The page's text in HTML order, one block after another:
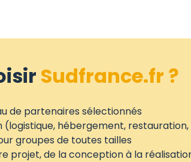
Sudfrance.fr ?
de partenaires sélectionnés
(logistique, hébergement,
groupes de toutes tailles
projet, de la conception à la